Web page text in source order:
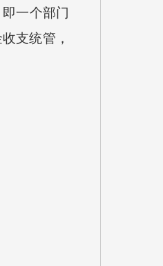
一个部门
支统管，